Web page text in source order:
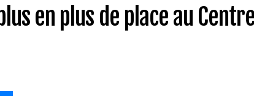
en plus de place au